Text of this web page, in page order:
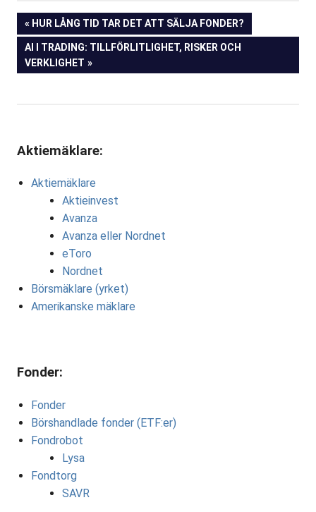
Inläggsnavigering
FÖREGÅENDE
INLÄGG:
HUR LÅNG TID TAR DET ATT SÄLJA FONDER?
NÄSTA
INLÄGG:
AI I TRADING: TILLFÖRLITLIGHET, RISKER OCH
VERKLIGHET
Aktiemäklare:
Aktiemäklare
Aktieinvest
Avanza
Avanza eller Nordnet
eToro
Nordnet
Börsmäklare (yrket)
Amerikanske mäklare
Fonder:
Fonder
Börshandlade fonder (ETF:er)
Fondrobot
Lysa
Fondtorg
SAVR